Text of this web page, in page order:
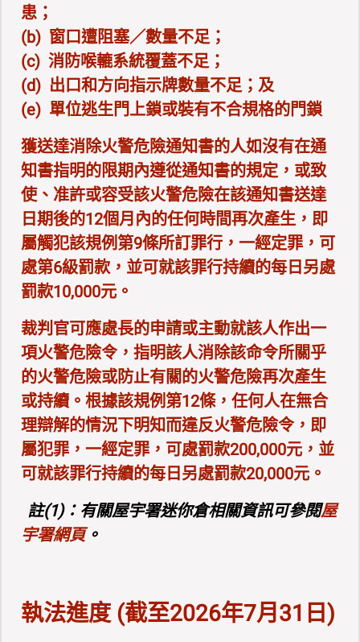
患；
(b) 窗口遭阻塞／數量不足；
(c) 消防喉轆系統覆蓋不足；
(d) 出口和方向指示牌數量不足；及
(e) 單位逃生門上鎖或裝有不合規格的門鎖
獲送達消除火警危險通知書的人如沒有在通
知書指明的限期內遵從通知書的規定，或致
使、准許或容受該火警危險在該通知書送達
日期後的12個月內的任何時間再次產生，即
屬觸犯該規例第9條所訂罪行，一經定罪，可
處第6級罰款，並可就該罪行持續的每日另處
罰款10,000元。
裁判官可應處長的申請或主動就該人作出一
項火警危險令，指明該人消除該命令所關乎
的火警危險或防止有關的火警危險再次產生
或持續。根據該規例第12條，任何人在無合
理辯解的情況下明知而違反火警危險令，即
屬犯罪，一經定罪，可處罰款200,000元，並
可就該罪行持續的每日另處罰款20,000元。
註(1)：有關屋宇署迷你倉相關資訊可參閱屋
宇署網頁。
執法進度 (截至2026年7月31日)